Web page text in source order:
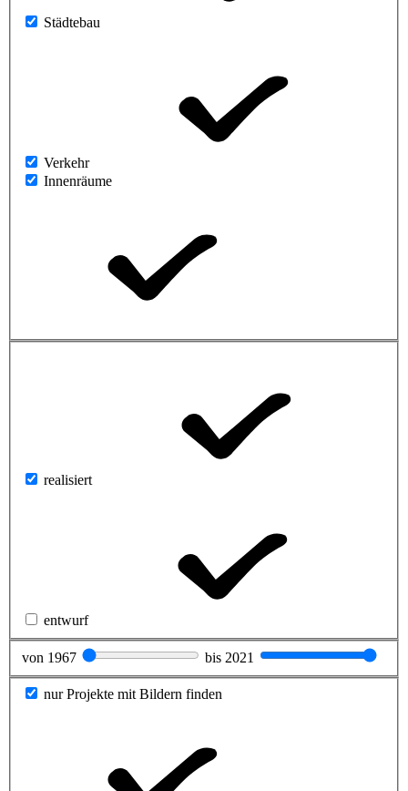
Städtebau
Verkehr
Innenräume
realisiert
entwurf
von 1967 bis 2021
nur Projekte mit Bildern finden